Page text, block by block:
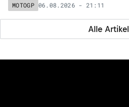
Alle Artikel
MOTOGP 06.08.2026 - 21:11